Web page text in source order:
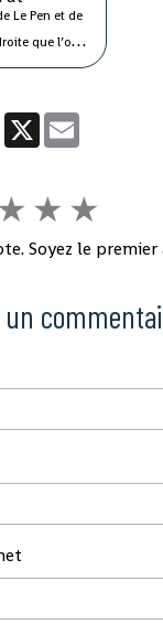
Le Pen et de
que l’on
plus que,
contours
africain du
Facebook
X
★ ★
Soyez le